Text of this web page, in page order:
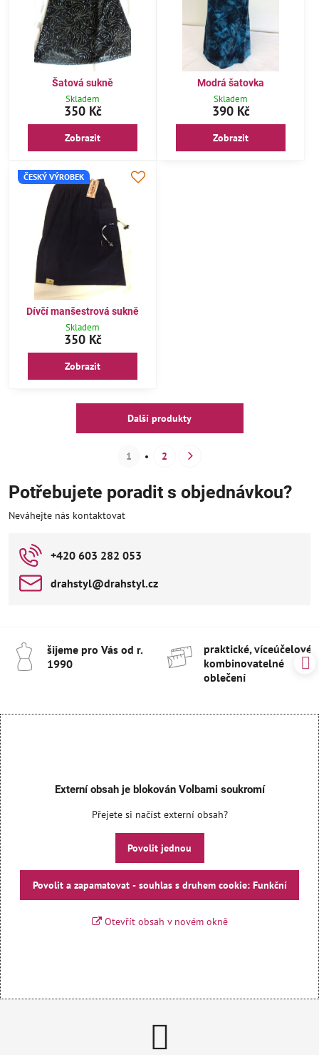
Šatová sukně
Skladem
350 Kč
Zobrazit
Modrá šatovka
Skladem
390 Kč
Zobrazit
ČESKÝ VÝROBEK
Dívčí manšestrová sukně
Skladem
350 Kč
Zobrazit
Další produkty
1 2
Potřebujete poradit s objednávkou?
Neváhejte nás kontaktovat
+420 603 282 053
drahstyl​@drahstyl​.cz
šijeme pro Vás od r​.
1990
praktické, víceúčelové
kombinovatelné
oblečení
Externí obsah je blokován Volbami soukromí
Přejete si načíst externí obsah?
Povolit jednou
Povolit a zapamatovat - souhlas s druhem cookie: Funkční
Otevřít obsah v novém okně